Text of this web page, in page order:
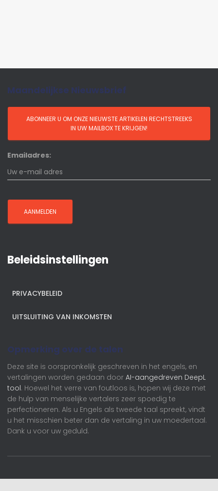
Maandelijkse Nieuwsbrief
Emailadres:
Beleidsinstellingen
PRIVACYBELEID
UITSLUITING VAN INKOMSTEN
Opmerking over de talen
Deze site is oorspronkelijk geschreven in het engels, en
vertalingen worden gedaan door AI-aangedreven DeepL
tool. Hoewel het verre van foutloos is, hopen wij deze met
de hulp van menselijke vertalers zeer spoedig te
perfectioneren. Als u Engels als tweede taal spreekt, vindt
u het misschien beter dan de vertaling in uw moedertaal.
Dank u voor uw geduld.